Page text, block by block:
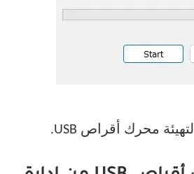
لتهيئة محرك أقراص USB.